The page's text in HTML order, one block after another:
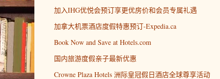
加入IHG优悦会预订享更优房价和会员专属礼遇
加拿大机票酒店度假特惠预订-Expedia.ca
Book Now and Save at Hotels.com
国内旅游度假亲子最新优惠
Crowne Plaza Hotels 洲际皇冠假日酒店全球尊享活动